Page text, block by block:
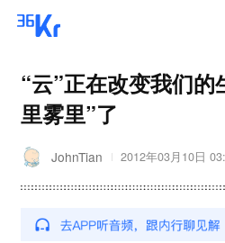
“云”正在改变我们
里雾里”了
JohnTian 2012年03月10日